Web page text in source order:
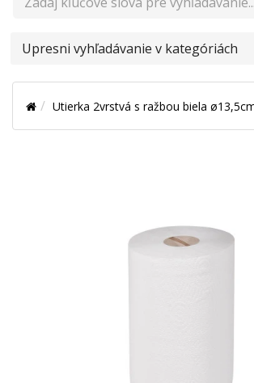
UPRESNI
V
KATEGÓRIÁCH
Utierka 2vrstvá s ražbou biela